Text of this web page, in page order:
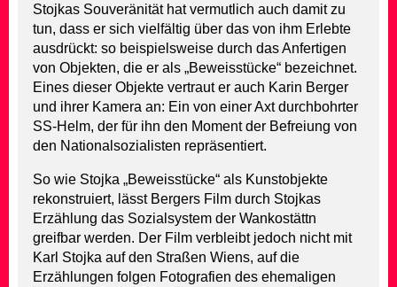
Stojkas Souveränität hat vermutlich auch damit zu
tun, dass er sich vielfältig über das von ihm Erlebte
ausdrückt: so beispielsweise durch das Anfertigen
von Objekten, die er als „Beweisstücke“ bezeichnet.
Eines dieser Objekte vertraut er auch Karin Berger
und ihrer Kamera an: Ein von einer Axt durchbohrter
SS-Helm, der für ihn den Moment der Befreiung von
den Nationalsozialisten repräsentiert.
So wie Stojka „Beweisstücke“ als Kunstobjekte
rekonstruiert, lässt Bergers Film durch Stojkas
Erzählung das Sozialsystem der Wankostättn
greifbar werden. Der Film verbleibt jedoch nicht mit
Karl Stojka auf den Straßen Wiens, auf die
Erzählungen folgen Fotografien des ehemaligen